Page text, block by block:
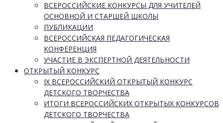
ВСЕРОССИЙСКИЕ КОНКУРСЫ ДЛЯ УЧИТЕЛЕЙ
ОСНОВНОЙ И СТАРШЕЙ ШКОЛЫ
ПУБЛИКАЦИИ
ВСЕРОССИЙСКАЯ ПЕДАГОГИЧЕСКАЯ
КОНФЕРЕНЦИЯ
УЧАСТИЕ В ЭКСПЕРТНОЙ ДЕЯТЕЛЬНОСТИ
ОТКРЫТЫЙ КОНКУРС
IX ВСЕРОССИЙСКИЙ ОТКРЫТЫЙ КОНКУРС
ДЕТСКОГО ТВОРЧЕСТВА
ИТОГИ ВСЕРОССИЙСКИХ ОТКРЫТЫХ КОНКУРСОВ
ДЕТСКОГО ТВОРЧЕСТВА